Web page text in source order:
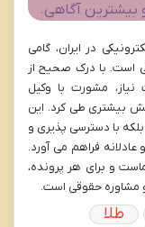
بیشترین آگاهی.
در ایران، گامی
است. با درک صحیح از
مشورت با وکیل
بیشتری طی کرد. این
با دسترسی پذیری و
فراهم می آورد.
و برای هر پرونده،
مشاوره حقوقی است.
طلا